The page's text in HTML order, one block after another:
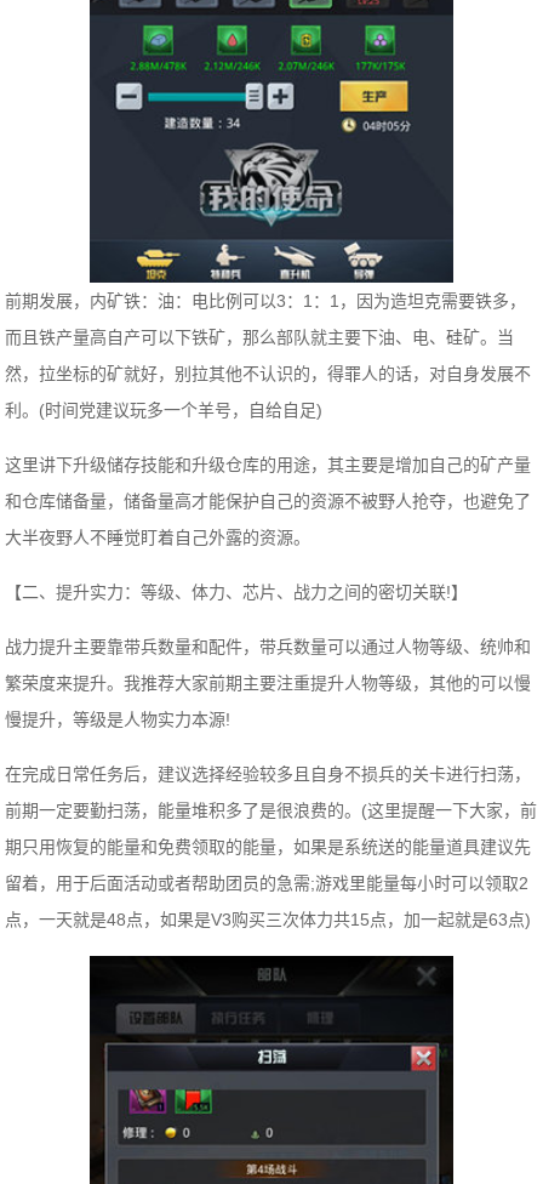
前期发展，内矿铁：油：电比例可以3：1：1，因为造坦克需要铁多，
而且铁产量高自产可以下铁矿，那么部队就主要下油、电、硅矿。当
然，拉坐标的矿就好，别拉其他不认识的，得罪人的话，对自身发展不
利。(时间党建议玩多一个羊号，自给自足)
这里讲下升级储存技能和升级仓库的用途，其主要是增加自己的矿产量
和仓库储备量，储备量高才能保护自己的资源不被野人抢夺，也避免了
大半夜野人不睡觉盯着自己外露的资源。
【二、提升实力：等级、体力、芯片、战力之间的密切关联!】
战力提升主要靠带兵数量和配件，带兵数量可以通过人物等级、统帅和
繁荣度来提升。我推荐大家前期主要注重提升人物等级，其他的可以慢
慢提升，等级是人物实力本源!
在完成日常任务后，建议选择经验较多且自身不损兵的关卡进行扫荡，
前期一定要勤扫荡，能量堆积多了是很浪费的。(这里提醒一下大家，前
期只用恢复的能量和免费领取的能量，如果是系统送的能量道具建议先
留着，用于后面活动或者帮助团员的急需;游戏里能量每小时可以领取2
点，一天就是48点，如果是V3购买三次体力共15点，加一起就是63点)